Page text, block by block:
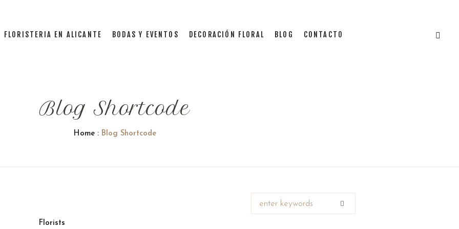
FLORISTERIA EN ALICANTE BODAS Y EVENTOS DECORACIÓN FLORAL BLOG CONTACTO
Blog Shortcode
Home : Blog Shortcode
Florists